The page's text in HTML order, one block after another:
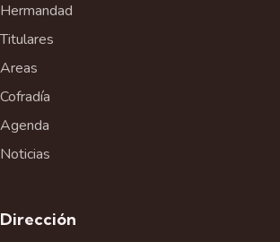
n
t
Hermandad
Titulares
Areas
Cofradía
Agenda
Noticias
Dirección